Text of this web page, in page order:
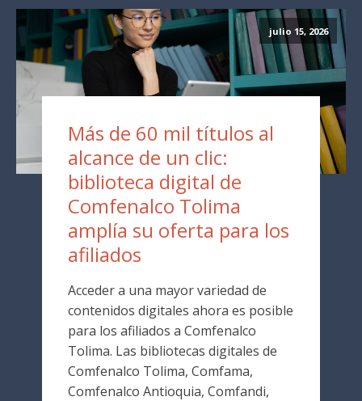
julio 15, 2026
Más de 60 mil títulos al
alcance de un clic:
biblioteca digital de
Comfenalco Tolima
amplía su oferta para los
afiliados
Acceder a una mayor variedad de
contenidos digitales ahora es posible
para los afiliados a Comfenalco
Tolima. Las bibliotecas digitales de
Comfenalco Tolima, Comfama,
Comfenalco Antioquia, Comfandi,